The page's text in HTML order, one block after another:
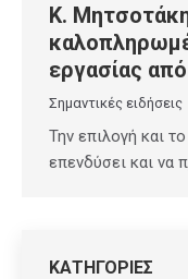
Κ.
εργασίας
Σημαντικές ειδήσεις
Την επιλογή και
επενδύσει και να
ΚΑΤΗΓΟΡΙΕΣ